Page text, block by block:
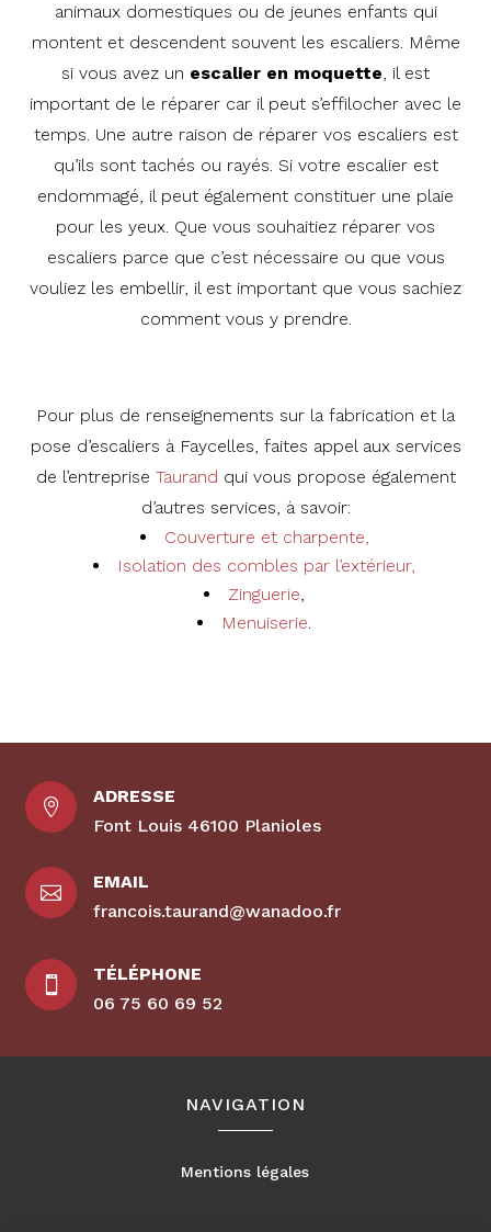
animaux domestiques ou de jeunes enfants qui
montent et descendent souvent les escaliers. Même
si vous avez un escalier en moquette, il est
important de le réparer car il peut s’effilocher avec le
temps. Une autre raison de réparer vos escaliers est
qu’ils sont tachés ou rayés. Si votre escalier est
endommagé, il peut également constituer une plaie
pour les yeux. Que vous souhaitiez réparer vos
escaliers parce que c’est nécessaire ou que vous
vouliez les embellir, il est important que vous sachiez
comment vous y prendre.
Pour plus de renseignements sur la fabrication et la
pose d’escaliers à Faycelles, faites appel aux services
de l’entreprise Taurand qui vous propose également
d’autres services, à savoir:
Couverture et charpente,
Isolation des combles par l’extérieur,
Zinguerie,
Menuiserie.

ADRESSE
Font Louis 46100 Planioles

EMAIL
francois.taurand@wanadoo.fr

TÉLÉPHONE
06 75 60 69 52
NAVIGATION
Mentions légales